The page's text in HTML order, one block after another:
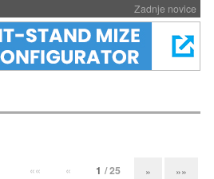
Zadnje novice
«« « 1 / 25 » »»